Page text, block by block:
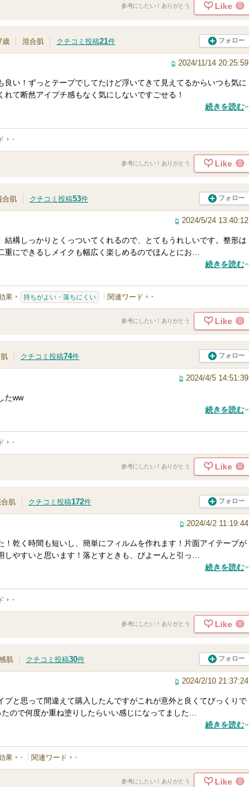
参考にしたい！ありがとう Like 0
歳 混合肌 クチコミ投稿21件 フォロー
2024/11/14 20:25:59
良い！ずっとテープでしてたけど浮いてきて見えてるからいつも気に
れて断然アイプチ感もなく気にしないですごせる！
続きを読む
-
参考にしたい！ありがとう Like 0
合肌 クチコミ投稿53件 フォロー
2024/5/24 13:40:12
結構しっかりとくっついてくれるので、とてもうれしいです。整形は
重にできるしメイクも幅広く楽しめるのでほんとにお…
続きを読む
果 持ちがよい・落ちにくい 関連ワード -
参考にしたい！ありがとう Like 0
クチコミ投稿74件 フォロー
2024/4/5 14:51:39
たww
続きを読む
-
参考にしたい！ありがとう Like 0
肌 クチコミ投稿172件 フォロー
2024/4/2 11:19:44
！乾く時間も短いし、簡単にフィルムを作れます！片面アイテープが
しやすいと思います！落とすときも、びよーんと引っ…
続きを読む
-
参考にしたい！ありがとう Like 0
肌 クチコミ投稿30件 フォロー
2024/2/10 21:37:24
プと思って間違えて購入したんですがこれが意外と良くてびっくりで
ので何度か重ね塗りしたらいい感じになってました…
続きを読む
果 - 関連ワード -
参考にしたい！ありがとう Like 0